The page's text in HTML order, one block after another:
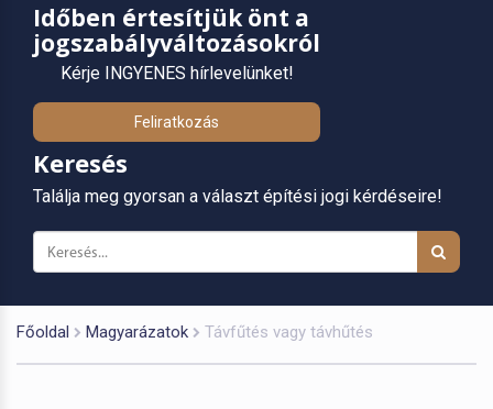
Időben értesítjük önt a
jogszabályváltozásokról
Kérje INGYENES hírlevelünket!
Feliratkozás
Keresés
Találja meg gyorsan a választ építési jogi kérdéseire!
Főoldal Magyarázatok Távfűtés vagy távhűtés